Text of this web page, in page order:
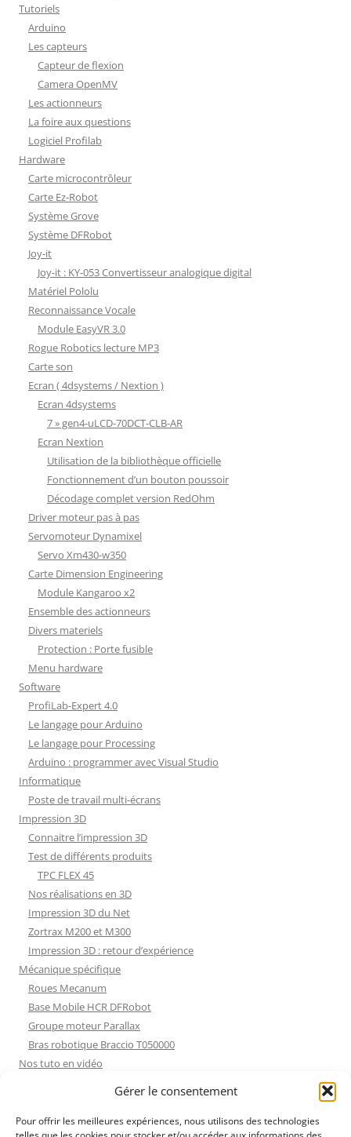
Gérer le consentement
Pour offrir les meilleures expériences, nous utilisons des technologies
Tutoriels
Arduino
Les capteurs
Capteur de flexion
Camera OpenMV
Les actionneurs
La foire aux questions
Logiciel Profilab
Hardware
Carte microcontrôleur
Carte Ez-Robot
Système Grove
Système DFRobot
Joy-it
Joy-it : KY-053 Convertisseur analogique digital
Matériel Pololu
Reconnaissance Vocale
Module EasyVR 3.0
Rogue Robotics lecture MP3
Carte son
Ecran ( 4dsystems / Nextion )
Ecran 4dsystems
7 » gen4-uLCD-70DCT-CLB-AR
Ecran Nextion
Utilisation de la bibliothèque officielle
Fonctionnement d’un bouton poussoir
Décodage complet version RedOhm
Driver moteur pas à pas
Servomoteur Dynamixel
Servo Xm430-w350
Carte Dimension Engineering
Module Kangaroo x2
Ensemble des actionneurs
Divers materiels
Protection : Porte fusible
Menu hardware
Software
ProfiLab-Expert 4.0
Le langage pour Arduino
Le langage pour Processing
Arduino : programmer avec Visual Studio
Informatique
Poste de travail multi-écrans
Impression 3D
Connaitre l’impression 3D
Test de différents produits
TPC FLEX 45
Nos réalisations en 3D
Impression 3D du Net
Zortrax M200 et M300
Impression 3D : retour d’expérience
Mécanique spécifique
Roues Mecanum
Base Mobile HCR DFRobot
Groupe moteur Parallax
Bras robotique Braccio T050000
Nos tuto en vidéo
Les Moteurs Pas à Pas